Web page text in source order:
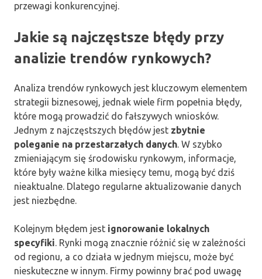
przewagi konkurencyjnej.
Jakie są najczęstsze błędy przy
analizie trendów rynkowych?
Analiza trendów rynkowych jest kluczowym elementem
strategii biznesowej, jednak wiele firm popełnia błędy,
które mogą prowadzić do fałszywych wniosków.
Jednym z najczęstszych błędów jest zbytnie
poleganie na przestarzałych danych. W szybko
zmieniającym się środowisku rynkowym, informacje,
które były ważne kilka miesięcy temu, mogą być dziś
nieaktualne. Dlatego regularne aktualizowanie danych
jest niezbędne.
Kolejnym błędem jest ignorowanie lokalnych
specyfiki. Rynki mogą znacznie różnić się w zależności
od regionu, a co działa w jednym miejscu, może być
nieskuteczne w innym. Firmy powinny brać pod uwagę